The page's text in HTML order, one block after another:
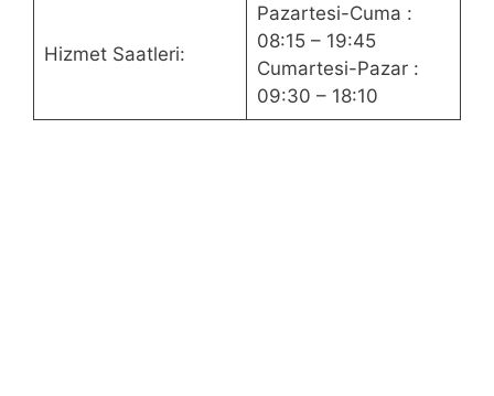
Hizmet Saatleri:
Pazartesi-Cuma :
08:15 – 19:45
Cumartesi-Pazar :
09:30 – 18:10